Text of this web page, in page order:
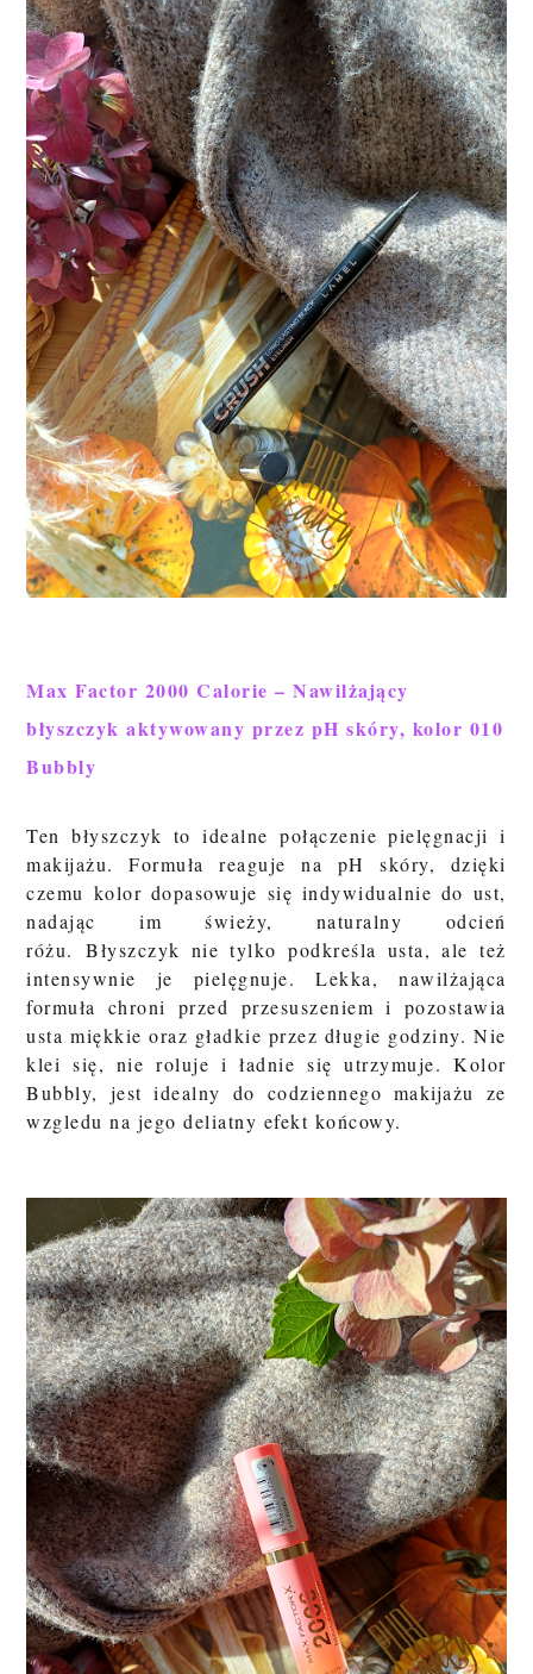
Max Factor 2000 Calorie – Nawilżający
błyszczyk aktywowany przez pH skóry, kolor 010
Bubbly
Ten błyszczyk to idealne połączenie pielęgnacji i
makijażu. Formuła reaguje na pH skóry, dzięki
czemu kolor dopasowuje się indywidualnie do ust,
nadając im świeży, naturalny odcień
różu.Błyszczyk nie tylko podkreśla usta, ale też
intensywnie je pielęgnuje. Lekka, nawilżająca
formuła chroni przed przesuszeniem i pozostawia
usta miękkie oraz gładkie przez długie godziny. Nie
klei się, nie roluje i ładnie się utrzymuje.Kolor
Bubbly, jest idealny do codziennego makijażu ze
wzgledu na jego deliatny efekt końcowy.